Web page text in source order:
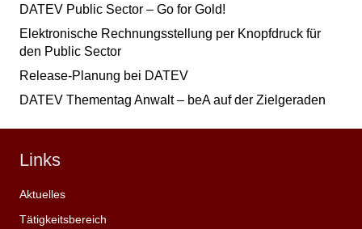
DATEV Public Sector – Go for Gold!
Elektronische Rechnungsstellung per Knopfdruck für
den Public Sector
Release-Planung bei DATEV
DATEV Thementag Anwalt – beA auf der Zielgeraden
Links
Aktuelles
Tätigkeitsbereich